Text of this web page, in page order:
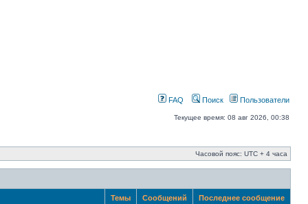
FAQ Поиск Пользователи
Текущее время: 08 авг 2026, 00:38
Часовой пояс: UTC + 4 часа
Темы Сообщений Последнее сообщение